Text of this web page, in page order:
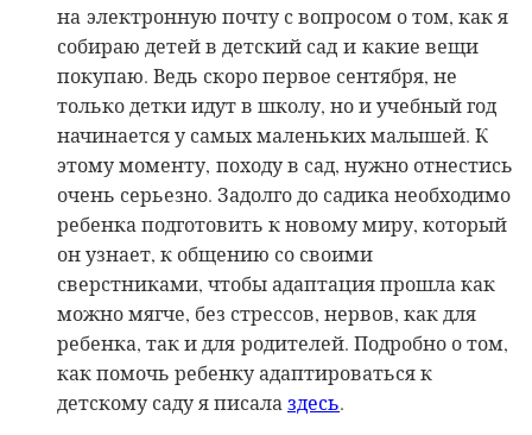
на электронную почту с вопросом о том, как я
собираю детей в детский сад и какие вещи
покупаю. Ведь скоро первое сентября, не
только детки идут в школу, но и учебный год
начинается у самых маленьких малышей. К
этому моменту, походу в сад, нужно отнестись
очень серьезно. Задолго до садика необходимо
ребенка подготовить к новому миру, который
он узнает, к общению со своими
сверстниками, чтобы адаптация прошла как
можно мягче, без стрессов, нервов, как для
ребенка, так и для родителей. Подробно о том,
как помочь ребенку адаптироваться к
детскому саду я писала здесь.